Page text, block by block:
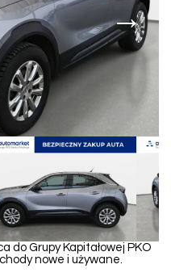
→
do Grupy Kapitałowej PKO
nowe i używane.